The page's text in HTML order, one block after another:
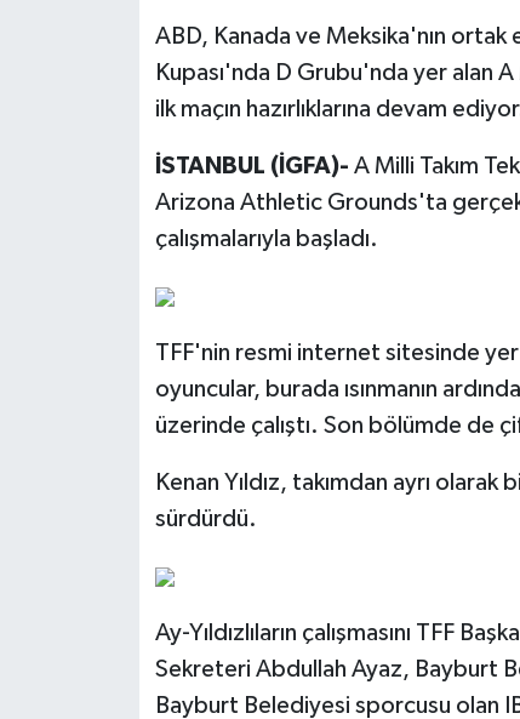
ABD, Kanada ve Meksika'nın
Kupası'nda D Grubu'nda yer alan
ilk maçın hazırlıklarına devam
İSTANBUL (İGFA)- A Milli Takım
Arizona Athletic Grounds'ta
çalışmalarıyla başladı.
TFF'nin resmi internet sitesinde
oyuncular, burada ısınmanın
üzerinde çalıştı. Son bölümde de
Kenan Yıldız, takımdan ayrı olarak
sürdürdü.
Ay-Yıldızlıların çalışmasını TFF
Sekreteri Abdullah Ayaz, Bayburt
Bayburt Belediyesi sporcusu olan